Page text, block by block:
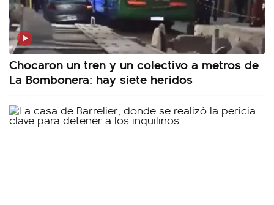
Chocaron un tren y un colectivo a metros de
La Bombonera: hay siete heridos